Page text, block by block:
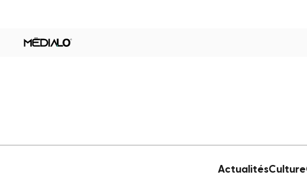
ActualitésCulture